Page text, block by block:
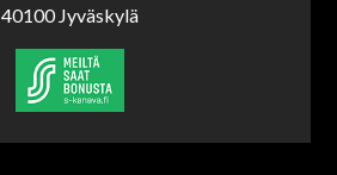
40100 Jyväskylä